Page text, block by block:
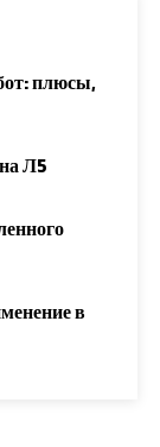
плюсы,
Л5
в